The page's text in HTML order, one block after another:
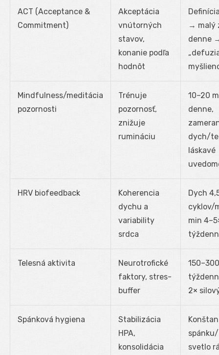
ACT (Acceptance &
Commitment)
Akceptácia
vnútorných
stavov,
konanie podľa
hodnôt
→ malý
denne
Mindfulness/meditácia
pozornosti
Trénuje
pozornosť,
znižuje
rumináciu
10–20
denne,
dych/
láskavé
HRV biofeedback
Koherencia
dychu a
variability
srdca
Dych
cyklov/
min
Telesná aktivita
Neurotrofické
faktory, stres-
buffer
2×
Spánková hygiena
Stabilizácia
HPA,
konsolidácia
svetlo